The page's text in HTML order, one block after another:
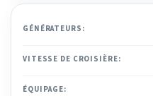
GÉNÉRATEURS:
VITESSE DE CROISIÈRE:
ÉQUIPAGE: